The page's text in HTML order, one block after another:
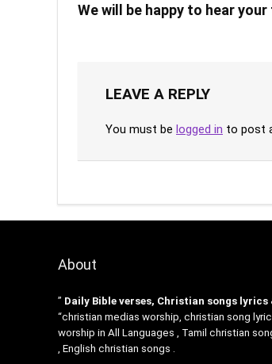
We will be happy to hear
LEAVE A REPLY
You must be logged in to post
About
” Daily Bible verses, Christian songs lyrics
“christian medias worship, christian song
worship in All Languages , Tamil christian
, English christian songs .